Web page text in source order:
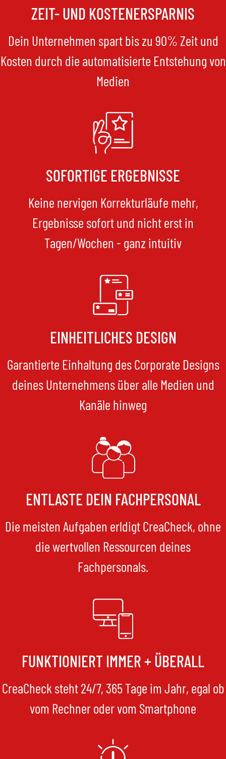
ZEIT- UND KOSTENERSPARNIS
Dein Unternehmen spart bis zu 90% Zeit und
Kosten durch die automatisierte Entstehung von
Medien
SOFORTIGE ERGEBNISSE
Keine nervigen Korrekturläufe mehr,
Ergebnisse sofort und nicht erst in
Tagen/Wochen - ganz intuitiv
EINHEITLICHES DESIGN
Garantierte Einhaltung des Corporate Designs
deines Unternehmens über alle Medien und
Kanäle hinweg
ENTLASTE DEIN FACHPERSONAL
Die meisten Aufgaben erldigt CreaCheck, ohne
die wertvollen Ressourcen deines
Fachpersonals.
FUNKTIONIERT IMMER + ÜBERALL
CreaCheck steht 24/7, 365 Tage im Jahr, egal ob
vom Rechner oder vom Smartphone